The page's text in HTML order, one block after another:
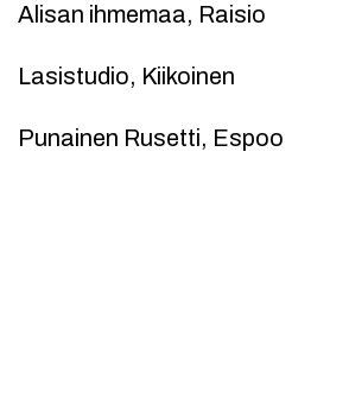
Alisan ihmemaa, Raisio
Lasistudio, Kiikoinen
Punainen Rusetti, Espoo